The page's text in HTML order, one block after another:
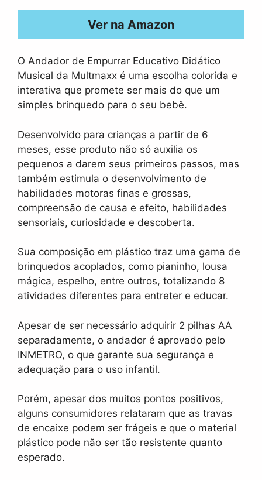
Ver na Amazon
O Andador de Empurrar Educativo Didático
Musical da Multmaxx é uma escolha colorida e
interativa que promete ser mais do que um
simples brinquedo para o seu bebê.
Desenvolvido para crianças a partir de 6
meses, esse produto não só auxilia os
pequenos a darem seus primeiros passos, mas
também estimula o desenvolvimento de
habilidades motoras finas e grossas,
compreensão de causa e efeito, habilidades
sensoriais, curiosidade e descoberta.
Sua composição em plástico traz uma gama de
brinquedos acoplados, como pianinho, lousa
mágica, espelho, entre outros, totalizando 8
atividades diferentes para entreter e educar.
Apesar de ser necessário adquirir 2 pilhas AA
separadamente, o andador é aprovado pelo
INMETRO, o que garante sua segurança e
adequação para o uso infantil.
Porém, apesar dos muitos pontos positivos,
alguns consumidores relataram que as travas
de encaixe podem ser frágeis e que o material
plástico pode não ser tão resistente quanto
esperado.